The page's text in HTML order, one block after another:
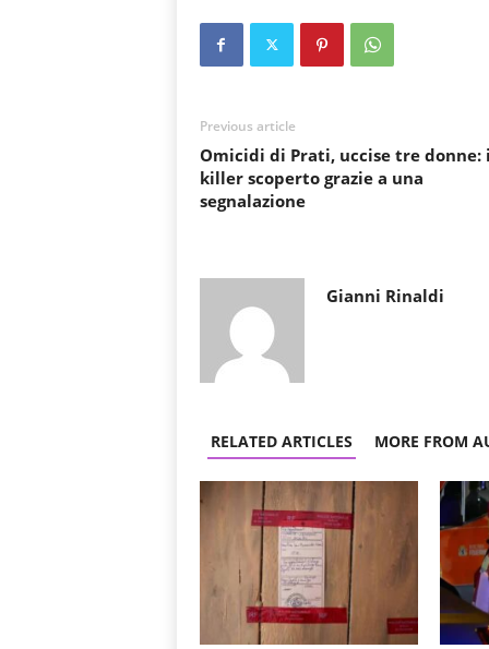
Previous article
Omicidi di Prati, uccise tre donne:
killer scoperto grazie a una
segnalazione
Gianni Rinaldi
RELATED ARTICLES MORE FROM